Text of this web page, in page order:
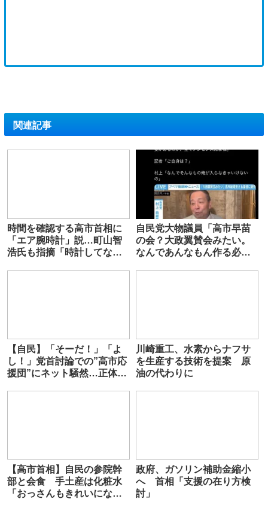
関連記事
時間を確認する高市首相に
「エア腕時計」説…町山智
浩氏も指摘「時計してない
自民党大物議員「高市早苗
の会？大政翼賛会みたい。
なんであんなもん作る必要
【自民】「そーだ！」「よ
し！」党首討論での”高市応
援団”にネット騒然…正体と
川崎重工、水素からナフサ
を生産する技術を提案 原
油の代わりに
【高市首相】自民の参院幹
部と会食 手土産は化粧水
「おっさんもきれいになろ
政府、ガソリン補助金縮小
へ 首相「支援の在り方検
討」